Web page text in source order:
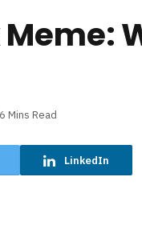
Meme:
6 Mins Read
LinkedIn